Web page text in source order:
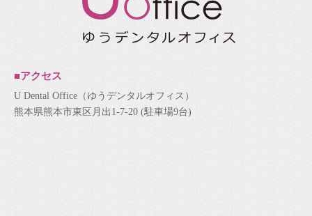
■アクセス
U Dental Office（ゆうデンタルオフィス）
熊本県熊本市東区月出1-7-20 (駐車場9台)